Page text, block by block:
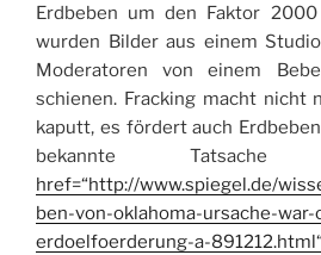
Erdbeben um den Faktor
wurden Bilder aus einem
Moderatoren von einem
schienen. Fracking macht nicht
kaputt, es fördert auch
bekannte
href=“http://www.spiegel.de/
ben-von-oklahoma-ursache-
erdoelfoerderung-a-